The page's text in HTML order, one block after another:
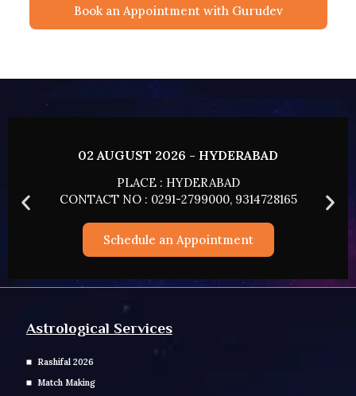
Book an Appointment with Gurudev
02 AUGUST 2026 - HYDERABAD
PLACE : HYDERABAD
CONTACT NO : 0291-2799000, 9314728165
Schedule an Appointment
Astrological Services
Rashifal 2026
Match Making